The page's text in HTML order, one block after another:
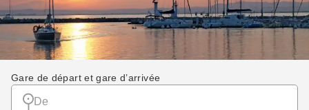
Gare de départ et gare d’arrivée